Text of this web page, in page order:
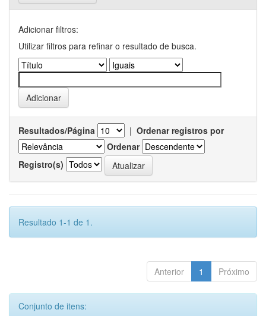
Adicionar filtros:
Utilizar filtros para refinar o resultado de busca.
Resultados/Página | Ordenar registros por
Ordenar
Registro(s)
Resultado 1-1 de 1.
Anterior 1 Próximo
Conjunto de itens: